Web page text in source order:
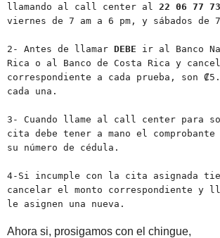
llamando al call center al 22 06 77 73
viernes de 7 am a 6 pm, y sábados de
2- Antes de llamar DEBE ir al Banco
Rica o al Banco de Costa Rica y
correspondiente a cada prueba, son
cada una.
3- Cuando llame al call center para
cita debe tener a mano el
su número de cédula.
4-Si incumple con la cita asignada
cancelar el monto correspondiente y
le asignen una nueva.
Ahora si, prosigamos con el chingue,